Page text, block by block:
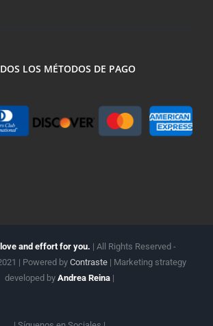
LOS MÉTODOS DE PAGO
and effort for you. | All Rights Reserved -
| Powered byContraste | Marketing strategy
developed by Andrea Reina |